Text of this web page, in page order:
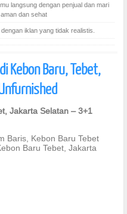
langsung dengan penjual dan mari
dan sehat
iklan yang tidak realistis.
Kebon Baru, Tebet,
Jakarta Selatan – 3+1
Baris, Kebon Baru Tebet
Baru Tebet, Jakarta